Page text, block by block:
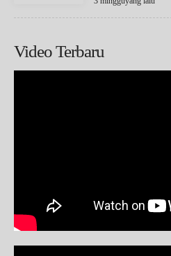
Video Terbaru